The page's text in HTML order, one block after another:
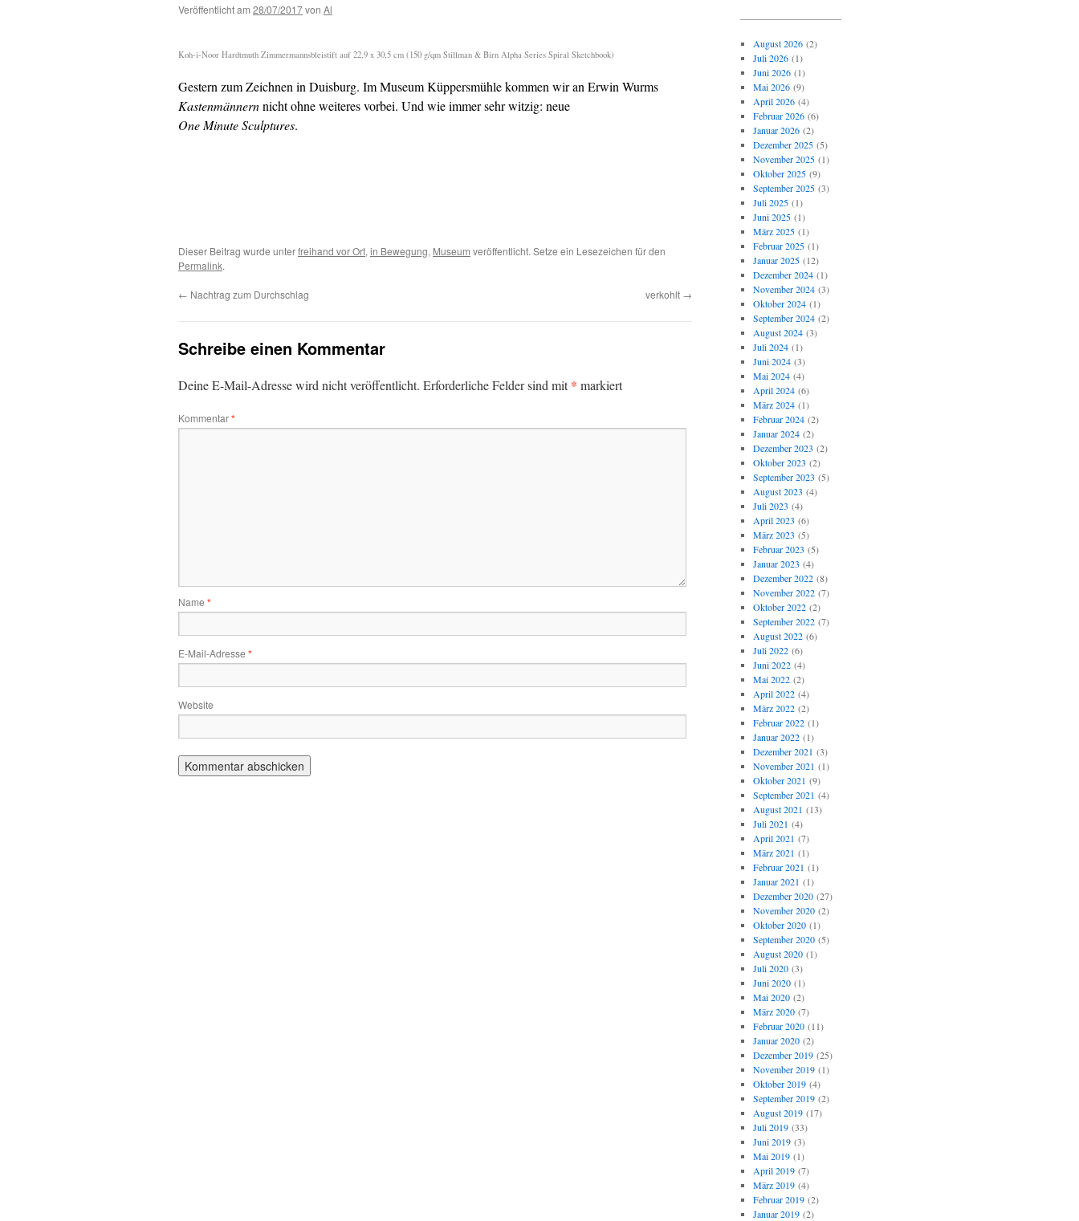
Veröffentlicht am 28/07/2017von Al
Koh-i-Noor Hardtmuth Zimmermannsbleistift auf 22,9 x 30,5 cm (150 g/qm Stillman & Birn Alpha Series Spiral Sketchbook)
Gestern zum Zeichnen in Duisburg. Im Museum Küppersmühle kommen wir an Erwin Wurms
Kastenmännernnicht ohne weiteres vorbei. Und wie immer sehr witzig: neue
One Minute Sculptures.
Dieser Beitrag wurde unterfreihand vor Ort, in Bewegung, Museum veröffentlicht. Setze ein Lesezeichen für den
Permalink.
← Nachtrag zum Durchschlag verkohlt →
Schreibe einen Kommentar
Deine E-Mail-Adresse wird nicht veröffentlicht. Erforderliche Felder sind mit* markiert
Kommentar*
Name *
E-Mail-Adresse *
Website
August 2026(2)
Juli 2026(1)
Juni 2026(1)
Mai 2026(9)
April 2026(4)
Februar 2026(6)
Januar 2026(2)
Dezember 2025(5)
November 2025(1)
Oktober 2025(9)
September 2025(3)
Juli 2025(1)
Juni 2025(1)
März 2025(1)
Februar 2025(1)
Januar 2025(12)
Dezember 2024(1)
November 2024(3)
Oktober 2024(1)
September 2024(2)
August 2024(3)
Juli 2024(1)
Juni 2024(3)
Mai 2024(4)
April 2024(6)
März 2024(1)
Februar 2024(2)
Januar 2024(2)
Dezember 2023 (2)
Oktober 2023 (2)
September 2023 (5)
August 2023 (4)
Juli 2023 (4)
April 2023 (6)
März 2023 (5)
Februar 2023 (5)
Januar 2023 (4)
Dezember 2022(8)
November 2022(7)
Oktober 2022(2)
September 2022(7)
August 2022(6)
Juli 2022(6)
Juni 2022(4)
Mai 2022(2)
April 2022(4)
März 2022(2)
Februar 2022(1)
Januar 2022(1)
Dezember 2021 (3)
November 2021 (1)
Oktober 2021 (9)
September 2021 (4)
August 2021 (13)
Juli 2021 (4)
April 2021 (7)
März 2021 (1)
Februar 2021 (1)
Januar 2021 (1)
Dezember 2020(27)
November 2020(2)
Oktober 2020(1)
September 2020(5)
August 2020(1)
Juli 2020(3)
Juni 2020(1)
Mai 2020(2)
März 2020(7)
Februar 2020(11)
Januar 2020(2)
Dezember 2019(25)
November 2019(1)
Oktober 2019(4)
September 2019(2)
August 2019(17)
Juli 2019(33)
Juni 2019(3)
Mai 2019(1)
April 2019(7)
März 2019(4)
Februar 2019(2)
Januar 2019(2)